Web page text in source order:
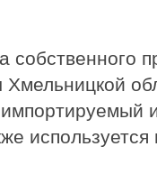
собственного